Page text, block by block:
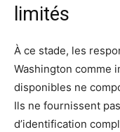
limités
À ce stade, les
Washington comme
disponibles ne
Ils ne fournissent
d’identification